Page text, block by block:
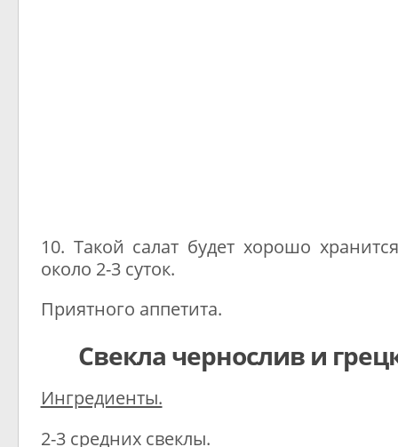
10. Такой салат будет хорошо
около 2-3 суток.
Приятного аппетита.
Свекла чернослив и
Ингредиенты.
2-3 средних свеклы.